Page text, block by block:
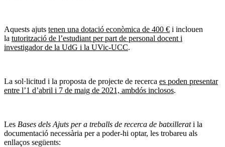
Aquests ajuts tenen una dotació econòmica de 400 € i inclouen
la tutorització de l’estudiant per part de personal docent i
investigador de la UdG i la UVic-UCC.
La sol·licitud i la proposta de projecte de recerca es poden presentar
entre l’1 d’abril i 7 de maig de 2021, ambdós inclosos.
Les Bases dels Ajuts per a treballs de recerca de batxillerati la
documentació necessària per a poder-hi optar, les trobareu als
enllaços següents: